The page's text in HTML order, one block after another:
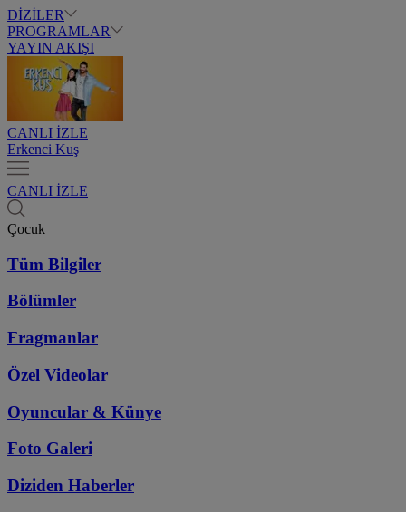
DİZİLER
PROGRAMLAR
YAYIN AKIŞI
CANLI İZLE
Erkenci Kuş
CANLI İZLE
Çocuk
Tüm Bilgiler
Bölümler
Fragmanlar
Özel Videolar
Oyuncular & Künye
Foto Galeri
Diziden Haberler